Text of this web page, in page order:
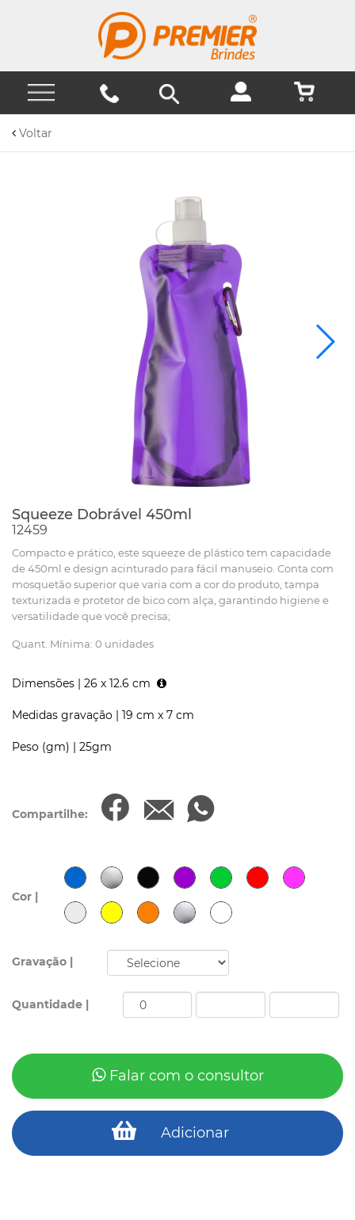
Voltar
Squeeze Dobrável 450ml
12459
Compacto e prático, este squeeze de plástico tem capacidade
de 450ml e design acinturado para fácil manuseio. Conta com
mosquetão superior que varia com a cor do produto, tampa
texturizada e protetor de bico com alça, garantindo higiene e
versatilidade que você precisa;
Quant. Mínima: 0 unidades
Dimensões | 26 x 12.6 cm
Medidas gravação | 19 cm x 7 cm
Peso (gm) | 25gm
Compartilhe:
Cor |
Gravação |
Quantidade |
Falar com o consultor
Adicionar